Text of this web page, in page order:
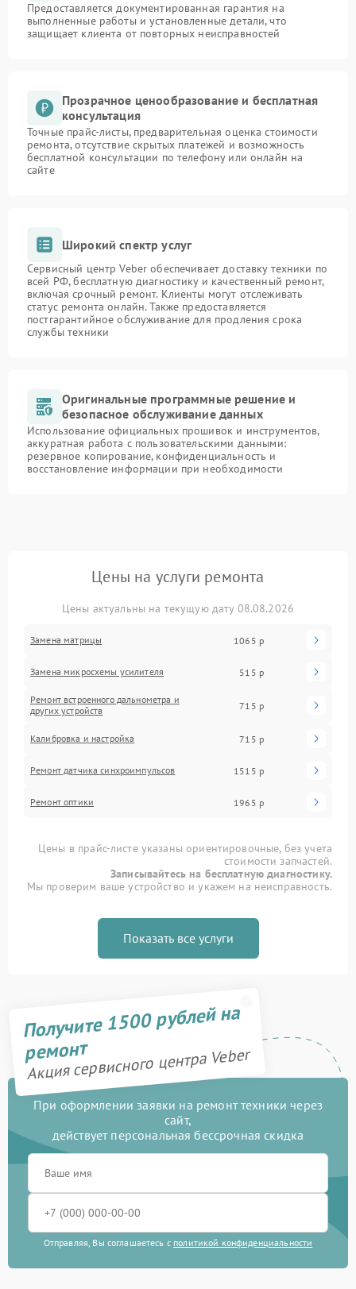
Предоставляется документированная гарантия на
выполненные работы и установленные детали, что
защищает клиента от повторных неисправностей
Прозрачное ценообразование и бесплатная
консультация
Точные прайс-листы, предварительная оценка стоимости
ремонта, отсутствие скрытых платежей и возможность
бесплатной консультации по телефону или онлайн на
сайте
Широкий спектр услуг
Сервисный центр Veber обеспечивает доставку техники по
всей РФ, бесплатную диагностику и качественный ремонт,
включая срочный ремонт. Клиенты могут отслеживать
статус ремонта онлайн. Также предоставляется
постгарантийное обслуживание для продления срока
службы техники
Оригинальные программные решение и
безопасное обслуживание данных
Использование официальных прошивок и инструментов,
аккуратная работа с пользовательскими данными:
резервное копирование, конфиденциальность и
восстановление информации при необходимости
Цены на услуги ремонта
Цены актуальны на текущую дату 08.08.2026
Замена матрицы 1065 р
Замена микросхемы усилителя 515 р
Ремонт встроенного дальнометра и
других устройств
715 р
Калибровка и настройка 715 р
Ремонт датчика синхроимпульсов 1515 р
Ремонт оптики 1965 р
Цены в прайс-листе указаны ориентировочные, без учета
стоимости запчастей.
Записывайтесь на бесплатную диагностику.
Мы проверим ваше устройство и укажем на неисправность.
Показать все услуги
Получите 1500 рублей на
ремонт
Акция сервисного центра Veber
При оформлении заявки на ремонт техники через
сайт,
действует персональная бессрочная скидка
Отправляя, Вы соглашаетесь с политикой конфиденциальности